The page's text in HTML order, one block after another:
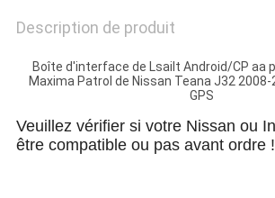
Description de produit
Boîte d'interface de Lsailt Android/CP aa
Maxima Patrol de Nissan Teana J32 2008-
GPS
Veuillez vérifier si votre Nissan ou
être compatible ou pas avant ordre !